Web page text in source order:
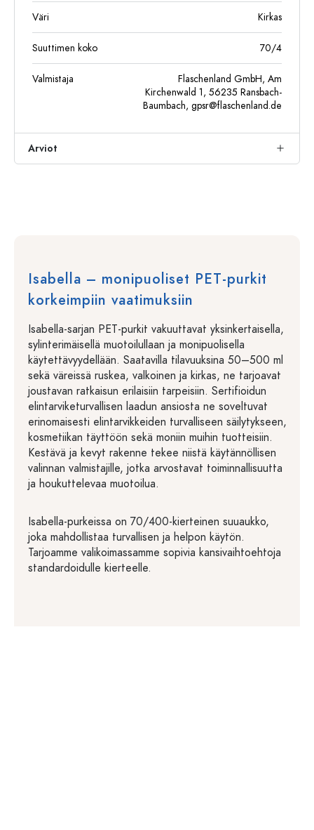
Väri Kirkas
Suuttimen koko 70/4
Valmistaja
Flaschenland GmbH, Am
Kirchenwald 1, 56235 Ransbach-
Baumbach, gpsr@flaschenland.de
Arviot
Isabella – monipuoliset PET-purkit
korkeimpiin vaatimuksiin
Isabella-sarjan PET-purkit vakuuttavat yksinkertaisella,
sylinterimäisellä muotoilullaan ja monipuolisella
käytettävyydellään. Saatavilla tilavuuksina 50–500 ml
sekä väreissä ruskea, valkoinen ja kirkas, ne tarjoavat
joustavan ratkaisun erilaisiin tarpeisiin. Sertifioidun
elintarviketurvallisen laadun ansiosta ne soveltuvat
erinomaisesti elintarvikkeiden turvalliseen säilytykseen,
kosmetiikan täyttöön sekä moniin muihin tuotteisiin.
Kestävä ja kevyt rakenne tekee niistä käytännöllisen
valinnan valmistajille, jotka arvostavat toiminnallisuutta
ja houkuttelevaa muotoilua.
Isabella-purkeissa on 70/400-kierteinen suuaukko,
joka mahdollistaa turvallisen ja helpon käytön.
Tarjoamme valikoimassamme sopivia kansivaihtoehtoja
standardoidulle kierteelle.